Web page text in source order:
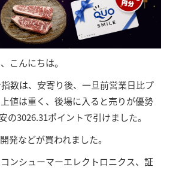
こんにちは。
数は、安寄り後、一旦前営業日比プ
値は重く、後場に入ると売りが優勢
の3026.31ポイントで引けました。
発などが買われました。
ンシューマーエレクトロニクス、証